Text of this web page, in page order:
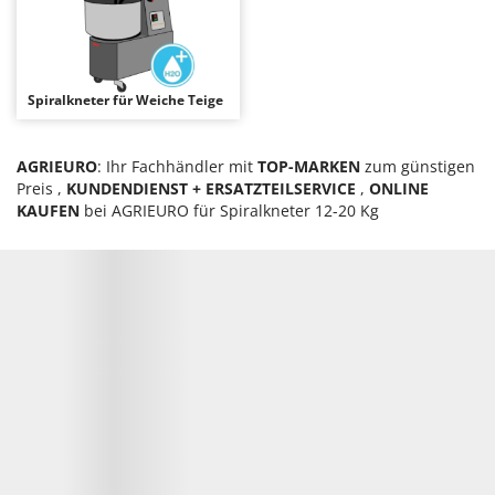
Astscheren
Atemschutzgeräte
Aufroller für Olivennetze
Äxte - Beile und Spalthammer
Balkenmäher
Ambrogio Robot
Annovi Reverberi
ANTHBOT
Ardes
Argo
Ariete
Spiralkneter für Weiche Teige
AGRIEURO: Ihr Fachhändler mit TOP-MARKEN zum günstigen
Preis , KUNDENDIENST + ERSATZTEILSERVICE , ONLINE
KAUFEN bei AGRIEURO für Spiralkneter 12-20 Kg